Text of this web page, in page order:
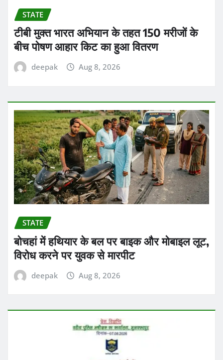
STATE
टीबी मुक्त भारत अभियान के तहत 150 मरीजों के
बीच पोषण आहार किट का हुआ वितरण
deepak Aug 8, 2026
STATE
बोचहां में हथियार के बल पर बाइक और मोबाइल लूट,
विरोध करने पर युवक से मारपीट
deepak Aug 8, 2026